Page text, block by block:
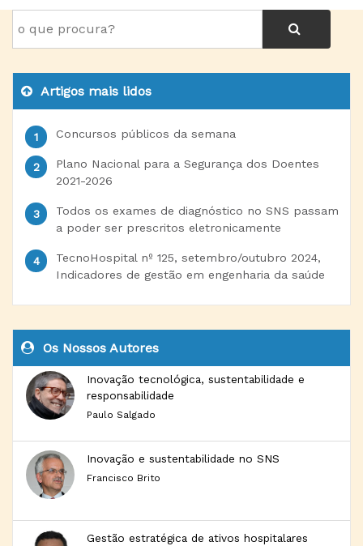
Artigos mais lidos
Concursos públicos da semana
Plano Nacional para a Segurança dos Doentes
2021-2026
Todos os exames de diagnóstico no SNS passam
a poder ser prescritos eletronicamente
TecnoHospital nº 125, setembro/outubro 2024,
Indicadores de gestão em engenharia da saúde
Os Nossos Autores
Inovação tecnológica, sustentabilidade e
responsabilidade
Paulo Salgado
Inovação e sustentabilidade no SNS
Francisco Brito
Gestão estratégica de ativos hospitalares